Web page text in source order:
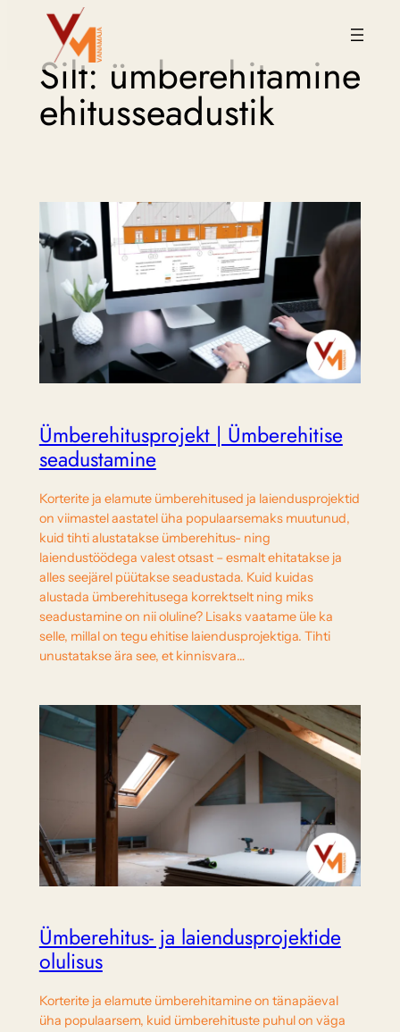
juurdeSilt:ümberehitamine
ehitusseadustik
Ümberehitusprojekt | Ümberehitise
seadustamine
Korterite ja elamute ümberehitused ja laiendusprojektid
on viimastel aastatel üha populaarsemaks muutunud,
kuid tihti alustatakse ümberehitus- ning
laiendustöödega valest otsast – esmalt ehitatakse ja
alles seejärel püütakse seadustada. Kuid kuidas
alustada ümberehitusega korrektselt ning miks
seadustamine on nii oluline? Lisaks vaatame üle ka
selle, millal on tegu ehitise laiendusprojektiga. Tihti
unustatakse ära see, et kinnisvara…
Ümberehitus- ja laiendusprojektide
olulisus
Korterite ja elamute ümberehitamine on tänapäeval
üha populaarsem, kuid ümberehituste puhul on väga